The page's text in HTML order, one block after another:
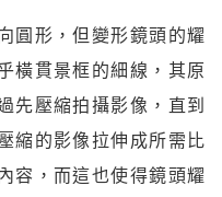
圓形，但變形鏡頭的耀
橫貫景框的細線，其原
先壓縮拍攝影像，直到
縮的影像拉伸成所需比
容，而這也使得鏡頭耀